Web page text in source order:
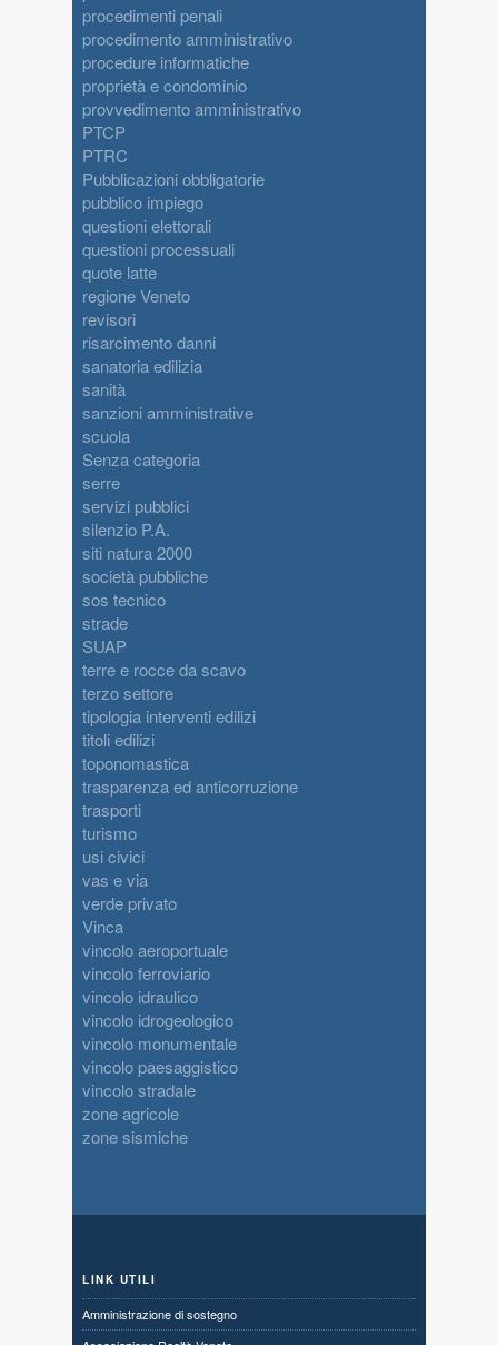
procedimenti penali
procedimento amministrativo
procedure informatiche
proprietà e condominio
provvedimento amministrativo
PTCP
PTRC
Pubblicazioni obbligatorie
pubblico impiego
questioni elettorali
questioni processuali
quote latte
regione Veneto
revisori
risarcimento danni
sanatoria edilizia
sanità
sanzioni amministrative
scuola
Senza categoria
serre
servizi pubblici
silenzio P.A.
siti natura 2000
società pubbliche
sos tecnico
strade
SUAP
terre e rocce da scavo
terzo settore
tipologia interventi edilizi
titoli edilizi
toponomastica
trasparenza ed anticorruzione
trasporti
turismo
usi civici
vas e via
verde privato
Vinca
vincolo aeroportuale
vincolo ferroviario
vincolo idraulico
vincolo idrogeologico
vincolo monumentale
vincolo paesaggistico
vincolo stradale
zone agricole
zone sismiche
LINK UTILI
Amministrazione di sostegno